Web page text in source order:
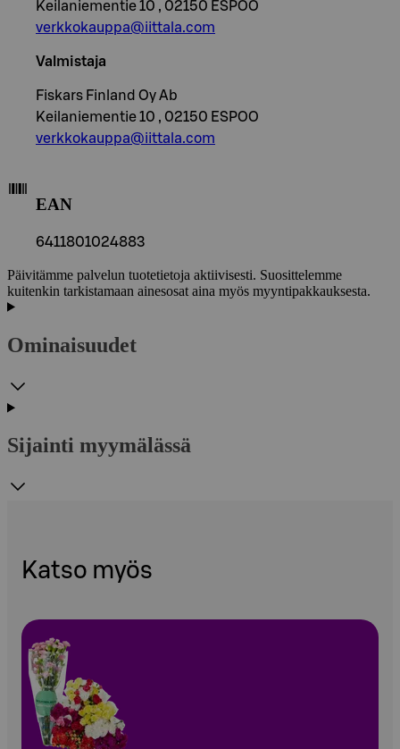
Keilaniementie 10 , 02150 ESPOO
verkkokauppa@iittala.com
Valmistaja
Fiskars Finland Oy Ab
Keilaniementie 10 , 02150 ESPOO
verkkokauppa@iittala.com
EAN
6411801024883
Päivitämme palvelun tuotetietoja aktiivisesti. Suosittelemme
kuitenkin tarkistamaan ainesosat aina myös myyntipakkauksesta.
Ominaisuudet
Sijainti myymälässä
Katso myös